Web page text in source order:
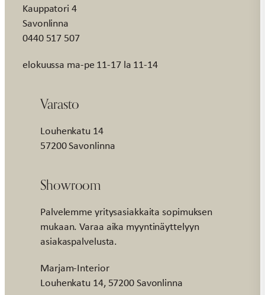
Kauppatori 4
Savonlinna
0440 517 507
elokuussa ma-pe 11-17 la 11-14
Varasto
Louhenkatu 14
57200 Savonlinna
Showroom
Palvelemme yritysasiakkaita sopimuksen
mukaan. Varaa aika myyntinäyttelyyn
asiakaspalvelusta.
Marjam-Interior
Louhenkatu 14, 57200 Savonlinna